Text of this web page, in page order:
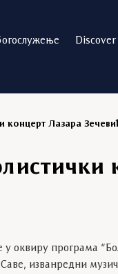
концерт Лазара
у оквиру програма
изванредни